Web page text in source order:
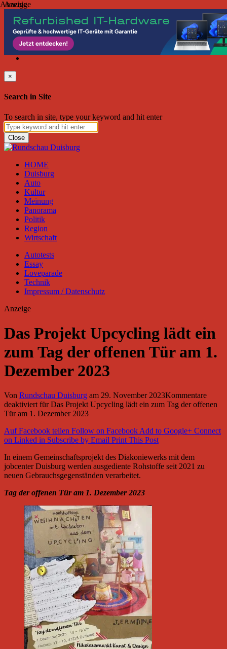
Freitag, August 07, 2026
Friend on Facebook
Subscribe to RSS
Search
×
Search in Site
To search in site, type your keyword and hit enter
Close
HOME
Duisburg
Auto
Kultur
Meinung
Panorama
Politik
Region
Wirtschaft
Autotests
Essay
Loveparade
Technik
Impressum / Datenschutz
Anzeige
Das Projekt Upcycling lädt ein
zum Tag der offenen Tür am 1.
Dezember 2023
Von Rundschau Duisburg am 29. November 2023Kommentare
deaktiviertfür Das Projekt Upcycling lädt ein zum Tag der offenen
Tür am 1. Dezember 2023
Auf Facebook teilen Follow on FacebookAdd to Google+ Connect
on Linked in Subscribe by Email Print This Post
In einem Gemeinschaftsprojekt des Diakoniewerks mit dem
jobcenter Duisburg werden ausgediente Rohstoffe seit 2021 zu
neuen Gebrauchsgegenständen verarbeitet.
Tag der offenen Tür am 1. Dezember 2023
Anzeige
Anzeige